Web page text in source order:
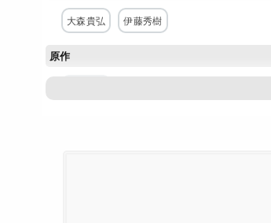
大森貴弘 伊藤秀樹
原作